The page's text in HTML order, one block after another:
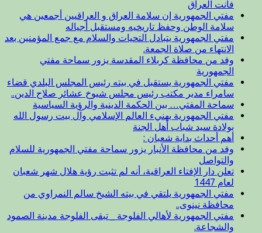
فأنت العراق
مفتي الجمهورية إن سلامة العراق و العراقيين أجمعين هي
سلامة الوطن وحفظ تاريخيه ومستقبل أجياله
مفتي الجمهورية يتبادل التحيات والسلام مع جمع المؤمنين بعد
الانتهاء من صلاة الجمعة.
وفد من محافظة كربلاء المقدسة يزور سماحة مفتي
الجمهورية
مفتي الجمهورية يستقبل في بيته رئيس المجلس البلدي قضاء
سامراء مدير مكتب رئيس مجلس شيوخ عشائر صلاح الدين..
سماحة المفتي… بين الحكمة الدينية والرؤية السياسية
مفتي الجمهورية يهنيء العالم الإسلامي وآل بيت رسول الله
بولادة سيد شباب أهل الجنة
أهم أحداث بداية شعبان :
وفد من محافظة الأنبار يزور سماحة مفتي الجمهورية للسلام
والتواصل
تعلن دار الإفتاء العراقية، أنه لم تثبت رؤية هلال شهر شعبان
لعام 1447
مفتي الجمهورية يلتقي في بيته الشيخ سالم النمراوي من
محافظة نينوى..
مفتي الجمهورية لأهالي الفلوجة _ تبقى الفلوجة مدينة الصمود
والشجاعة.